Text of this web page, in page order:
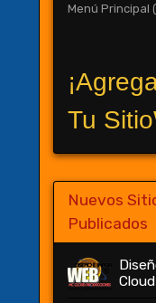
Menú Principal
Tu
Nuevos
Publicados